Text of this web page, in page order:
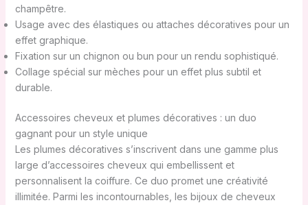
champêtre.
Usage avec des élastiques ou attaches décoratives pour un
effet graphique.
Fixation sur un chignon ou bun pour un rendu sophistiqué.
Collage spécial sur mèches pour un effet plus subtil et
durable.
Accessoires cheveux et plumes décoratives : un duo
gagnant pour un style unique
Les plumes décoratives s’inscrivent dans une gamme plus
large d’accessoires cheveux qui embellissent et
personnalisent la coiffure. Ce duo promet une créativité
illimitée. Parmi les incontournables, les bijoux de cheveux